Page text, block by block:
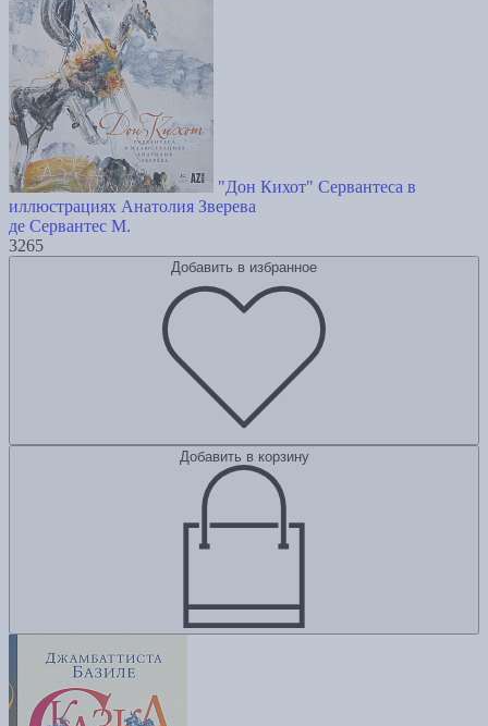
"Дон Кихот" Сервантеса в
иллюстрациях Анатолия Зверева
де Сервантес М.
3265
Добавить в избранное
Добавить в корзину